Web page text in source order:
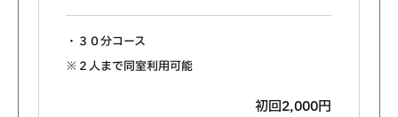
・３０分コース
※２人まで同室利用可能
初回2,000円